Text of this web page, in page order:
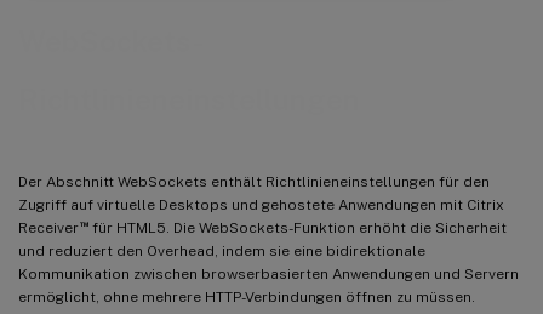
Der Abschnitt WebSockets enthält Richtlinieneinstellungen für den
Zugriff auf virtuelle Desktops und gehostete Anwendungen mit Citrix
Receiver™für HTML5. Die WebSockets-Funktion erhöht die Sicherheit
und reduziert den Overhead, indem sie eine bidirektionale
Kommunikation zwischen browserbasierten Anwendungen und Servern
ermöglicht, ohne mehrere HTTP-Verbindungen öffnen zu müssen.